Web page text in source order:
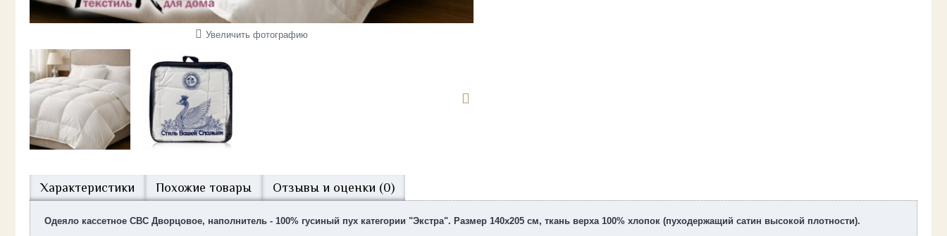
Увеличить фотографию
Характеристики Похожие товары Отзывы и оценки (0)
Одеяло кассетное СВС Дворцовое, наполнитель - 100% гусиный пух категории "Экстра". Размер 140х205 см, ткань верха 100% хлопок (пуходержащий сатин высокой плотности).